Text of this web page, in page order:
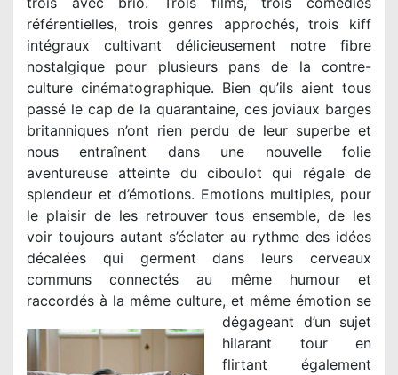
référentielles, trois genres approchés, trois kiff
intégraux cultivant délicieusement notre fibre
nostalgique pour plusieurs pans de la contre-
culture cinématographique. Bien qu’ils aient tous
passé le cap de la quarantaine, ces joviaux barges
britanniques n’ont rien perdu de leur superbe et
nous entraînent dans une nouvelle folie
aventureuse atteinte du ciboulot qui régale de
splendeur et d’émotions. Emotions multiples, pour
le plaisir de les retrouver tous ensemble, de les
voir toujours autant s’éclater au rythme des idées
décalées qui germent dans leurs cerveaux
communs connectés au même humour et
raccordés à la même culture, et même émotion se
dégageant d’un sujet
hilarant tour en
flirtant également